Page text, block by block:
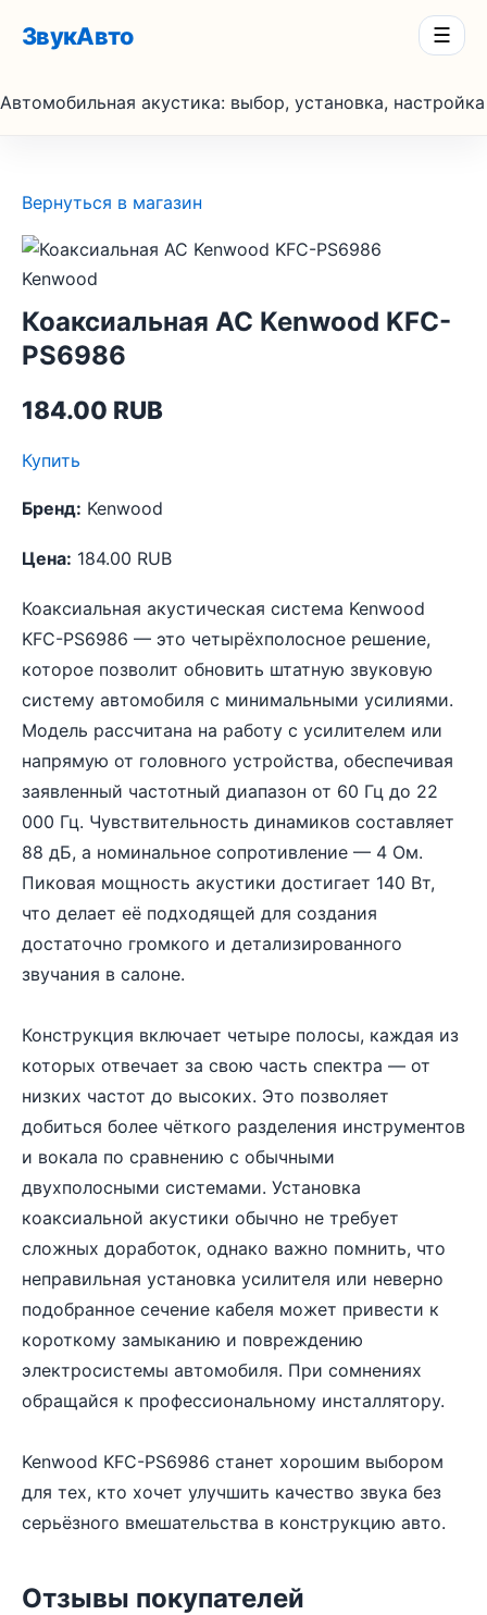
ЗвукАвто ☰
Автомобильная акустика: выбор, установка, настройка
Вернуться в магазин
Kenwood
Коаксиальная АС Kenwood KFC-
PS6986
184.00 RUB
Купить
Бренд: Kenwood
Цена: 184.00 RUB
Коаксиальная акустическая система Kenwood
KFC-PS6986 — это четырёхполосное решение,
которое позволит обновить штатную звуковую
систему автомобиля с минимальными усилиями.
Модель рассчитана на работу с усилителем или
напрямую от головного устройства, обеспечивая
заявленный частотный диапазон от 60 Гц до 22
000 Гц. Чувствительность динамиков составляет
88 дБ, а номинальное сопротивление — 4 Ом.
Пиковая мощность акустики достигает 140 Вт,
что делает её подходящей для создания
достаточно громкого и детализированного
звучания в салоне.
Конструкция включает четыре полосы, каждая из
которых отвечает за свою часть спектра — от
низких частот до высоких. Это позволяет
добиться более чёткого разделения инструментов
и вокала по сравнению с обычными
двухполосными системами. Установка
коаксиальной акустики обычно не требует
сложных доработок, однако важно помнить, что
неправильная установка усилителя или неверно
подобранное сечение кабеля может привести к
короткому замыканию и повреждению
электросистемы автомобиля. При сомнениях
обращайся к профессиональному инсталлятору.
Kenwood KFC-PS6986 станет хорошим выбором
для тех, кто хочет улучшить качество звука без
серьёзного вмешательства в конструкцию авто.
Отзывы покупателей